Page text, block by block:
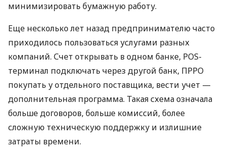
минимизировать бумажную работу.
Еще несколько лет назад предпринимателю часто
приходилось пользоваться услугами разных
компаний. Счет открывать в одном банке, POS-
терминал подключать через другой банк, ПРРО
покупать у отдельного поставщика, вести учет —
дополнительная программа. Такая схема означала
больше договоров, больше комиссий, более
сложную техническую поддержку и излишние
затраты времени.